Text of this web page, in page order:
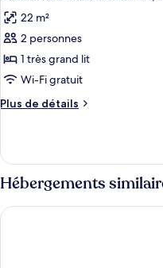
22 m²
2 personnes
1 très grand lit
Wi-Fi gratuit
Plus de détails
Plus
le
type
de
chambre
Chambre
Hébergements
Tufton Arms Hotel